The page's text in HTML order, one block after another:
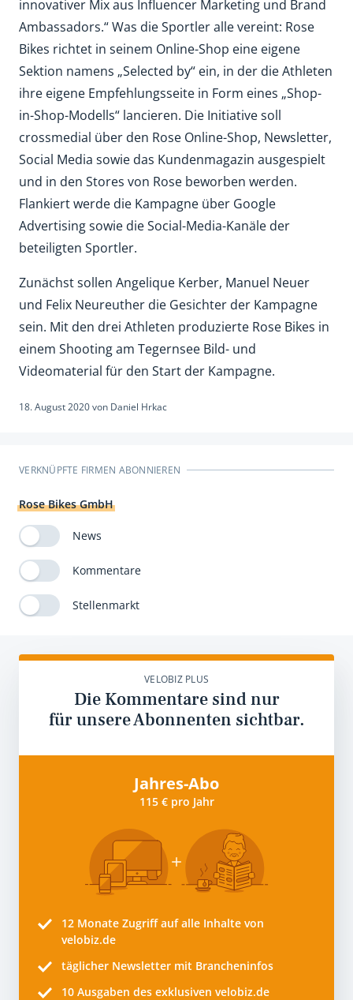
innovativer Mix aus Influencer Marketing und Brand
Ambassadors.“ Was die Sportler alle vereint: Rose
Bikes richtet in seinem Online-Shop eine eigene
Sektion namens „Selected by“ ein, in der die Athleten
ihre eigene Empfehlungsseite in Form eines „Shop-
in-Shop-Modells“ lancieren. Die Initiative soll
crossmedial über den Rose Online-Shop, Newsletter,
Social Media sowie das Kundenmagazin ausgespielt
und in den Stores von Rose beworben werden.
Flankiert werde die Kampagne über Google
Advertising sowie die Social-Media-Kanäle der
beteiligten Sportler.
Zunächst sollen Angelique Kerber, Manuel Neuer
und Felix Neureuther die Gesichter der Kampagne
sein. Mit den drei Athleten produzierte Rose Bikes in
einem Shooting am Tegernsee Bild- und
Videomaterial für den Start der Kampagne.
18. August 2020von Daniel Hrkac
VERKNÜPFTE FIRMEN ABONNIEREN
Rose Bikes GmbH
News
Kommentare
Stellenmarkt
VELOBIZ PLUS
Die Kommentare sind nur
für unsere Abonnenten sichtbar.
Jahres-Abo
115 € pro Jahr
12 Monate Zugriff auf alle Inhalte von
velobiz.de
täglicher Newsletter mit Brancheninfos
10 Ausgaben des exklusiven velobiz.de